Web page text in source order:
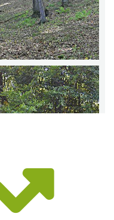
Trasa